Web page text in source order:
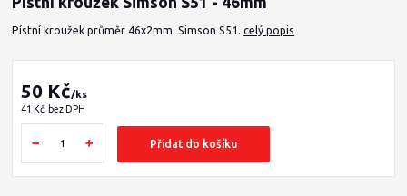
Pístní kroužek průměr 46x2mm. Simson S51.celý popis
50 Kč/ks
41 Kč bez DPH
Přidat do košíku